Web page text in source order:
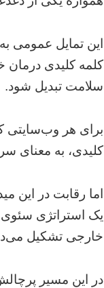
این تمایل
کلمه کلیدی درمان
سلامت تبدیل شود.
برای هر وب‌سایتی
کلیدی، به معنای
اما رقابت در این
یک استراتژی
خارجی تشکیل
در این مسیر